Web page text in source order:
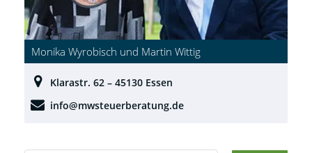
Monika Wyrobisch und Martin Wittig
Klarastr. 62 – 45130 Essen
info@mwsteuerberatung.de